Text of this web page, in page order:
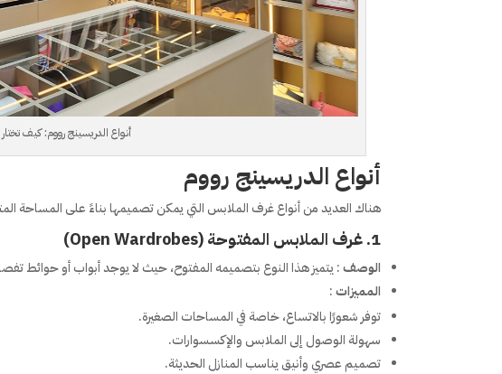
أنواع الدريسينج رووم: كيف
أنواع الدريسينج رووم
هناك العديد من أنواع غرف الملابس التي يمكن تصميمها بناءً على المساحة
1. غرف الملابس المفتوحة (Open Wardrobes)
الوصف: يتميز هذا النوع بتصميمه المفتوح، حيث لا يوجد أبواب أو حوائط
المميزات:
توفر شعورًا بالاتساع، خاصة في المساحات الصغيرة.
سهولة الوصول إلى الملابس والإكسسوارات.
تصميم عصري وأنيق يناسب المنازل الحديثة.